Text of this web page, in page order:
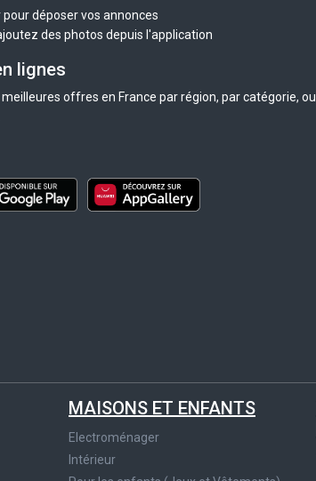
déposer vos annonces
des photos depuis l'application
lignes
offres en France par région, par catégorie, ou
MAISONS ET ENFANTS
Electroménager
Intérieur